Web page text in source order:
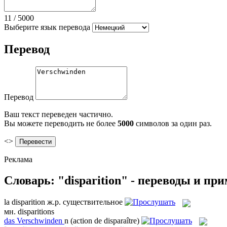
11 / 5000
Выберите язык перевода
Перевод
Перевод
Ваш текст переведен частично.
Вы можете переводить не более 5000 символов за один раз.
<>
Реклама
Словарь: "disparition" - переводы и
la disparition ж.р. существительное
мн. disparitions
das Verschwinden n (action de disparaître)